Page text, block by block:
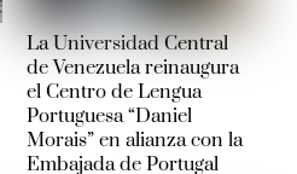
La Universidad Central
de Venezuela reinaugura
el Centro de Lengua
Portuguesa “Daniel
Morais” en alianza con la
Embajada de Portugal